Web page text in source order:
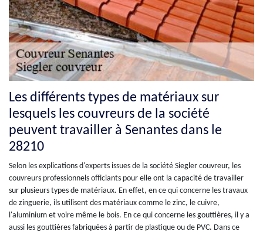
Les différents types de matériaux sur
lesquels les couvreurs de la société
peuvent travailler à Senantes dans le
28210
Selon les explications d'experts issues de la société Siegler couvreur, les
couvreurs professionnels officiants pour elle ont la capacité de travailler
sur plusieurs types de matériaux. En effet, en ce qui concerne les travaux
de zinguerie, ils utilisent des matériaux comme le zinc, le cuivre,
l'aluminium et voire même le bois. En ce qui concerne les gouttières, il y a
aussi les gouttières fabriquées à partir de plastique ou de PVC. Dans ce